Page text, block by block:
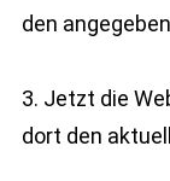
den
3. Jetzt die
dort den